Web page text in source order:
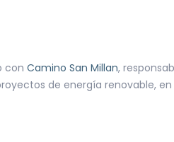
con Camino San Millan,
de energía renovable, en